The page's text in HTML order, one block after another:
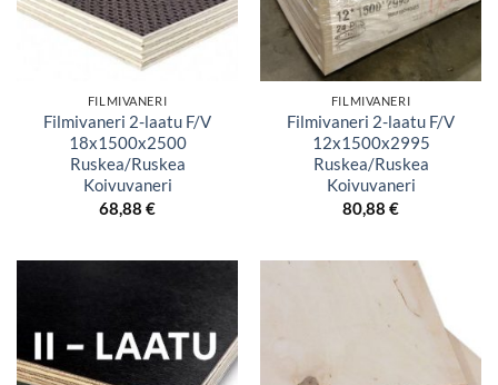
FILMIVANERI
Filmivaneri 2-laatu F/V
18x1500x2500
Ruskea/Ruskea
Koivuvaneri
68,88 €
FILMIVANERI
Filmivaneri 2-laatu F/V
12x1500x2995
Ruskea/Ruskea
Koivuvaneri
80,88 €